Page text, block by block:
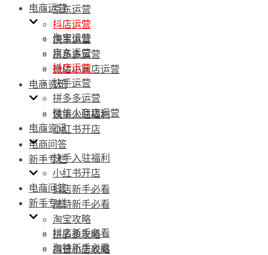
京东运营
抖店运营
快手运营
拼多多运营
微信小商店运营
电商资讯
快手入驻福利
小红书开店
电商问答
新手专栏
抖店新手必看
淘特新手必看
淘宝攻略
拼多多攻略
抖音小店攻略
电商运营
淘宝运营
京东运营
抖店运营
快手运营
拼多多运营
微信小商店运营
电商资讯
快手入驻福利
小红书开店
电商问答
新手专栏
抖店新手必看
淘特新手必看